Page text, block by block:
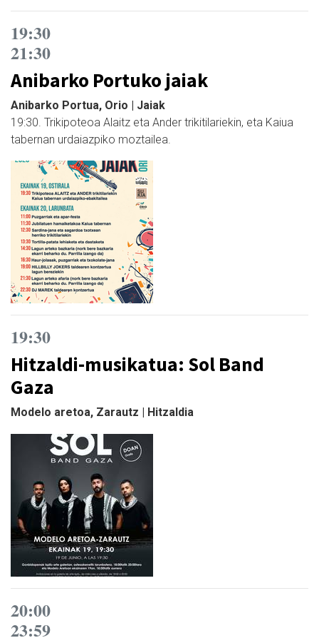
19:30
21:30
Anibarko Portuko jaiak
Anibarko Portua, Orio | Jaiak
19:30. Trikipoteoa Alaitz eta Ander trikitilariekin, eta Kaiua
tabernan urdaiazpiko moztailea.
19:30
Hitzaldi-musikatua: Sol Band
Gaza
Modelo aretoa, Zarautz | Hitzaldia
20:00
23:59